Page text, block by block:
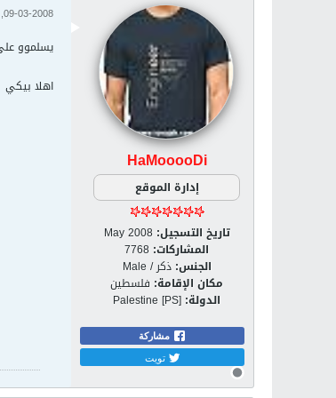
HaMooooDi
إدارة الموقع
تاريخ التسجيل: May 2008
المشاركات: 7768
الجنس: ذكر / Male
مكان الإقامة: فلسطين
الدولة: Palestine [PS]
مشاركة
تويت
09-03-2008, 12:37 PM
يسلموو
اهلا بيكي